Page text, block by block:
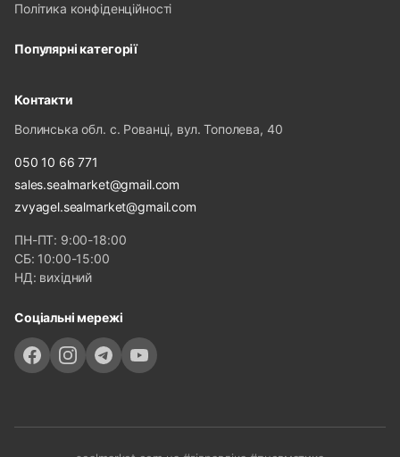
Політика конфіденційності
Популярні категорії
Контакти
Волинська обл. с. Рованці, вул. Тополева, 40
050 10 66 771
sales.sealmarket@gmail.com
zvyagel.sealmarket@gmail.com
ПН-ПТ: 9:00-18:00
СБ: 10:00-15:00
НД: вихідний
Соціальні мережі